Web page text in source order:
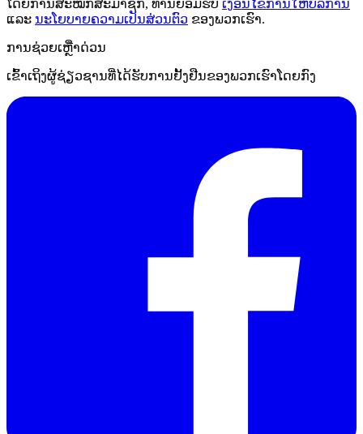
ໂດຍການສະໝັກສະມາຊິກ, ທ່ານຍອມຮັບ ເງື່ອນໄຂການໃຫ້ບໍລິການ
ແລະ ນະໂຍບາຍຄວາມເປັນສ່ວນຕົວ ຂອງພວກເຮົາ.
ການຊ່ວຍເຫຼືໍາດ່ວນ
ເຂົ້າເຖິງຜູ້ຊ່ຽວຊານທີ່ໄດ້ຮັບການຢັ້ງຢືນຂອງພວກເຮົາໂດຍກົງ